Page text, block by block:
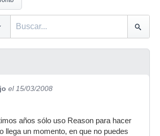
el 15/03/2008
años sólo uso Reason para hacer
llega un momento, en que no puedes